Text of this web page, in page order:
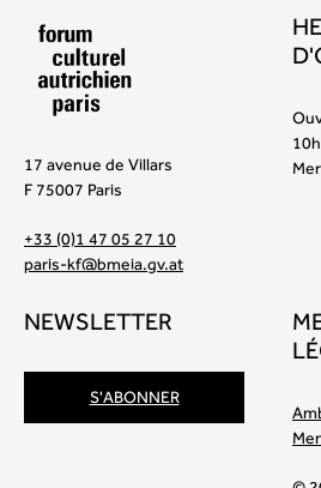
17 avenue de Villars
F 75007 Paris
+33 (0)1 47 05 27 10
paris-kf@bmeia.gv.at
NEWSLETTER
S'ABONNER